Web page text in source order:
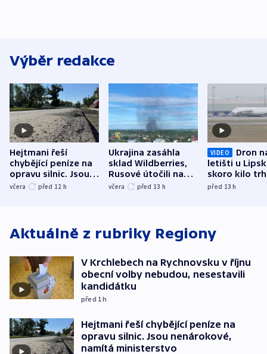
Výběr redakce
Hejtmani řeší
chybějící peníze na
opravu silnic. Jsou
nenárokové, namítá
včera před 12 h
Ukrajina zasáhla
sklad Wildberries,
Rusové útočili na
trh, hasiče či
včera před 13 h
VIDEO
Dron
letišti u
skoro kilo
indicie
před 13h
Aktuálně z rubriky Regiony
V Krchlebech na Rychnovsku v říjnu
obecní volby nebudou, nesestavili
kandidátku
před 1h
Hejtmani řeší chybějící peníze na
opravu silnic. Jsou nenárokové,
namítá ministerstvo